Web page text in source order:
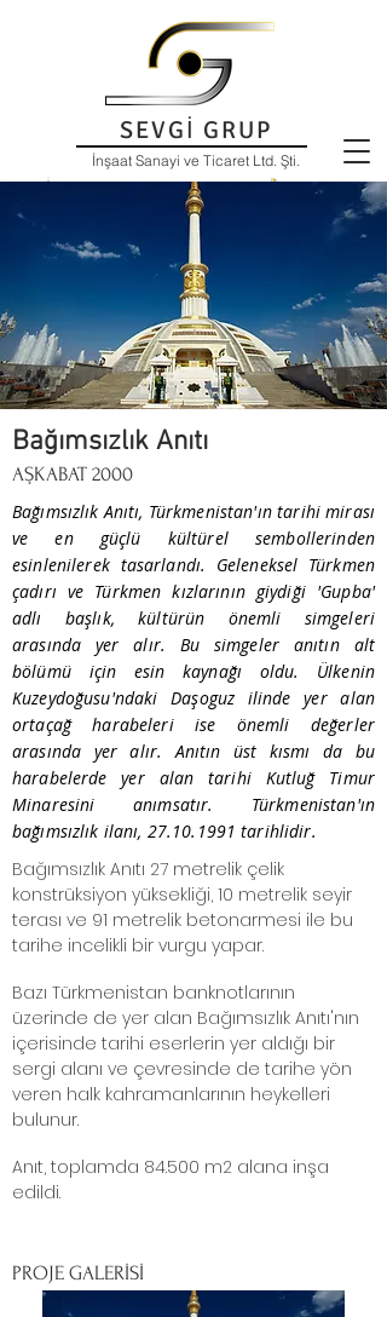
SEVGİ GRUP
İnşaat Sanayi ve Ticaret Ltd. Şti.
Bağımsızlık Anıtı
AŞKABAT 2000
Bağımsızlık Anıtı, Türkmenistan'ın tarihi mirası
ve en güçlü kültürel sembollerinden
esinlenilerek tasarlandı. Geleneksel Türkmen
çadırı ve Türkmen kızlarının giydiği 'Gupba'
adlı başlık, kültürün önemli simgeleri
arasında yer alır. Bu simgeler anıtın alt
bölümü için esin kaynağı oldu. Ülkenin
Kuzeydoğusu'ndaki Daşoguz ilinde yer alan
ortaçağ harabeleri ise önemli değerler
arasında yer alır. Anıtın üst kısmı da bu
harabelerde yer alan tarihi Kutluğ Timur
Minaresini anımsatır. Türkmenistan'ın
bağımsızlık ilanı, 27.10.1991 tarihlidir.
Bağımsızlık Anıtı 27 metrelik çelik
konstrüksiyon yüksekliği, 10 metrelik seyir
terası ve 91 metrelik betonarmesi ile bu
tarihe incelikli bir vurgu yapar.
Bazı Türkmenistan banknotlarının
üzerinde de yer alan Bağımsızlık Anıtı'nın
içerisinde tarihi eserlerin yer aldığı bir
sergi alanı ve çevresinde de tarihe yön
veren halk kahramanlarının heykelleri
bulunur.
Anıt, toplamda 84.500 m2 alana inşa
edildi.
PROJE GALERİSİ